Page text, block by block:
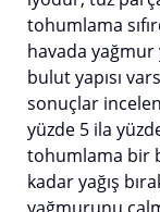
tohumlama
havada yağmur
bulut yapısı
sonuçlar
yüzde 5 ila
tohumlama bir
kadar yağış